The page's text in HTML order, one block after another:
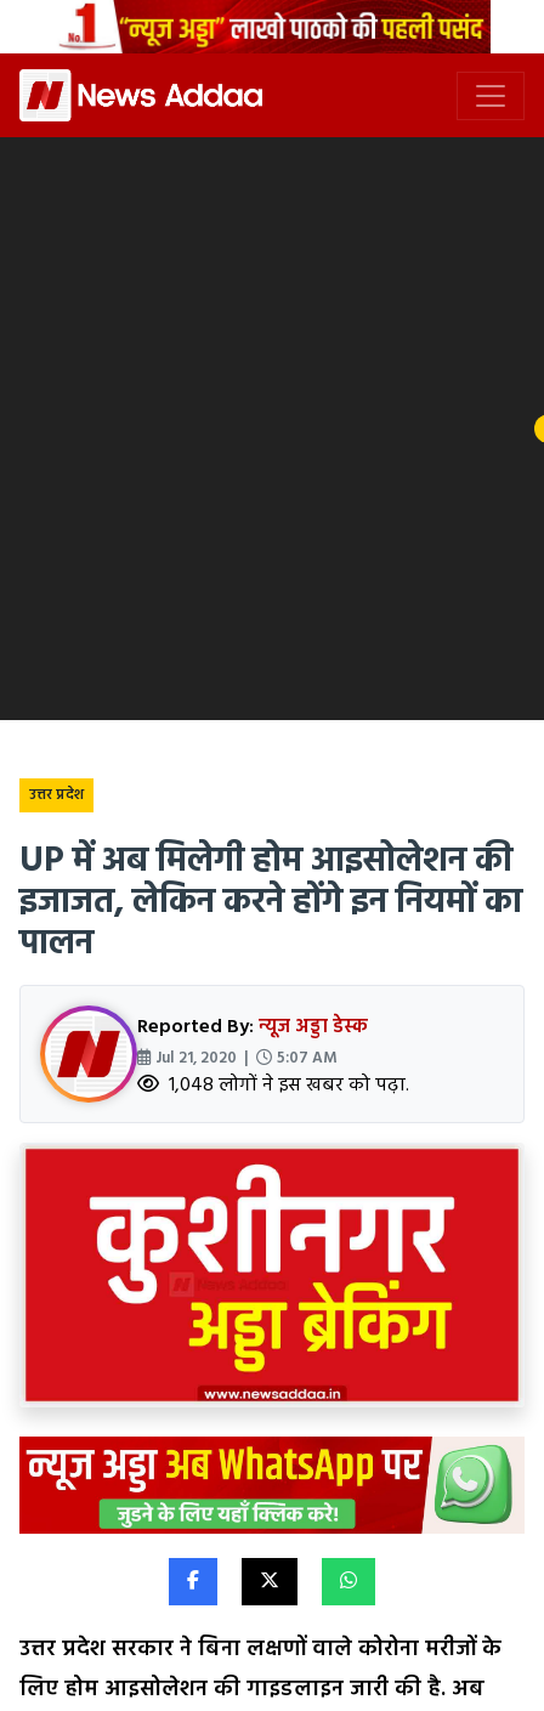
उत्तर प्रदेश
UP में अब मिलेगी होम आइसोलेशन की
इजाजत, लेकिन करने होंगे इन नियमों का
पालन
Reported By:न्यूज अड्डा डेस्क
Jul 21, 2020 | 5:07 AM
1,048 लोगों ने इस खबर को पढ़ा.
उत्तर प्रदेश सरकार ने बिना लक्षणों वाले कोरोना मरीजों के
लिए होम आइसोलेशन की गाइडलाइन जारी की है. अब